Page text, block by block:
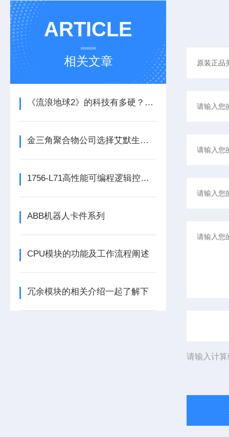
ARTICLE
相关文章
《流浪地球2》的科技有多硬？工业移动机器人首登大银幕
金三角聚合物公司选择艾默生为其新建工厂提供设备数字自动化技术以及软件
1756-L71高性能可编程逻辑控制器的常见维护保养方法分享
ABB机器人卡件系列
CPU模块的功能及工作流程阐述
冗余模块的相关介绍一起了解下
请输入计